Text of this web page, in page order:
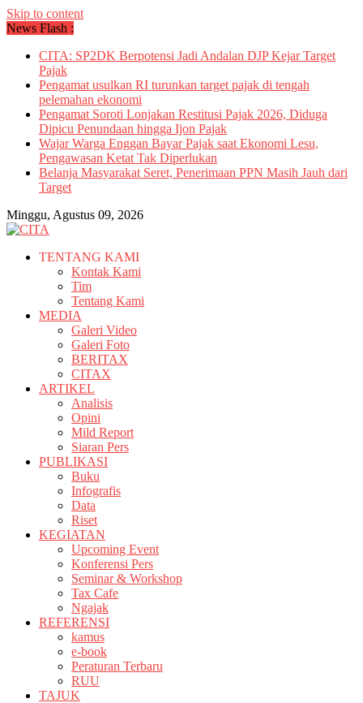
Skip to content
News Flash :
CITA: SP2DK Berpotensi Jadi Andalan DJP Kejar Target
Pajak
Pengamat usulkan RI turunkan target pajak di tengah
pelemahan ekonomi
Pengamat Soroti Lonjakan Restitusi Pajak 2026, Diduga
Dipicu Penundaan hingga Ijon Pajak
Wajar Warga Enggan Bayar Pajak saat Ekonomi Lesu,
Pengawasan Ketat Tak Diperlukan
Belanja Masyarakat Seret, Penerimaan PPN Masih Jauh dari
Target
Minggu, Agustus 09, 2026
TENTANG KAMI
Kontak Kami
Tim
Tentang Kami
MEDIA
Galeri Video
Galeri Foto
BERITAX
CITAX
ARTIKEL
Analisis
Opini
Mild Report
Siaran Pers
PUBLIKASI
Buku
Infografis
Data
Riset
KEGIATAN
Upcoming Event
Konferensi Pers
Seminar & Workshop
Tax Cafe
Ngajak
REFERENSI
kamus
e-book
Peraturan Terbaru
RUU
TAJUK